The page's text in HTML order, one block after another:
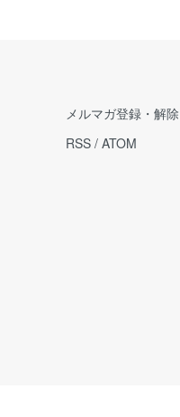
メルマガ登録・解除
RSS / ATOM